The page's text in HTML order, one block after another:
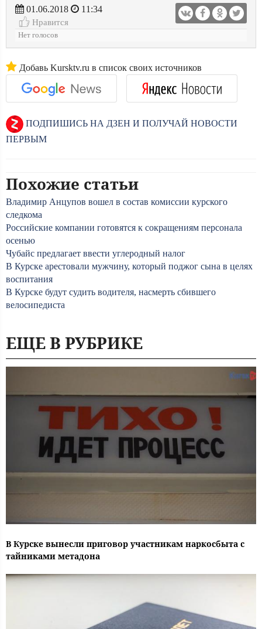
01.06.2018
11:34
Нравится
Нет голосов
Добавь Kursktv.ru в список своих источников
ПОДПИШИСЬ НА ДЗЕН И ПОЛУЧАЙ НОВОСТИ
ПЕРВЫМ
Похожие статьи
Владимир Анцупов вошел в состав комиссии курского
следкома
Российские компании готовятся к сокращениям персонала
осенью
Чубайс предлагает ввести углеродный налог
В Курске арестовали мужчину, который поджог сына в целях
воспитания
В Курске будут судить водителя, насмерть сбившего
велосипедиста
ЕЩЕ В РУБРИКЕ
В Курске вынесли приговор участникам наркосбыта с
тайниками метадона